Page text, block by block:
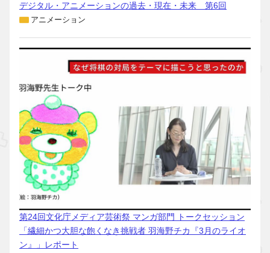
デジタル・アニメーションの過去・現在・未来 第6回
アニメーション
第24回文化庁メディア芸術祭 マンガ部門 トークセッション
「繊細かつ大胆な飽くなき挑戦者 羽海野チカ『3月のライオ
ン』」レポート